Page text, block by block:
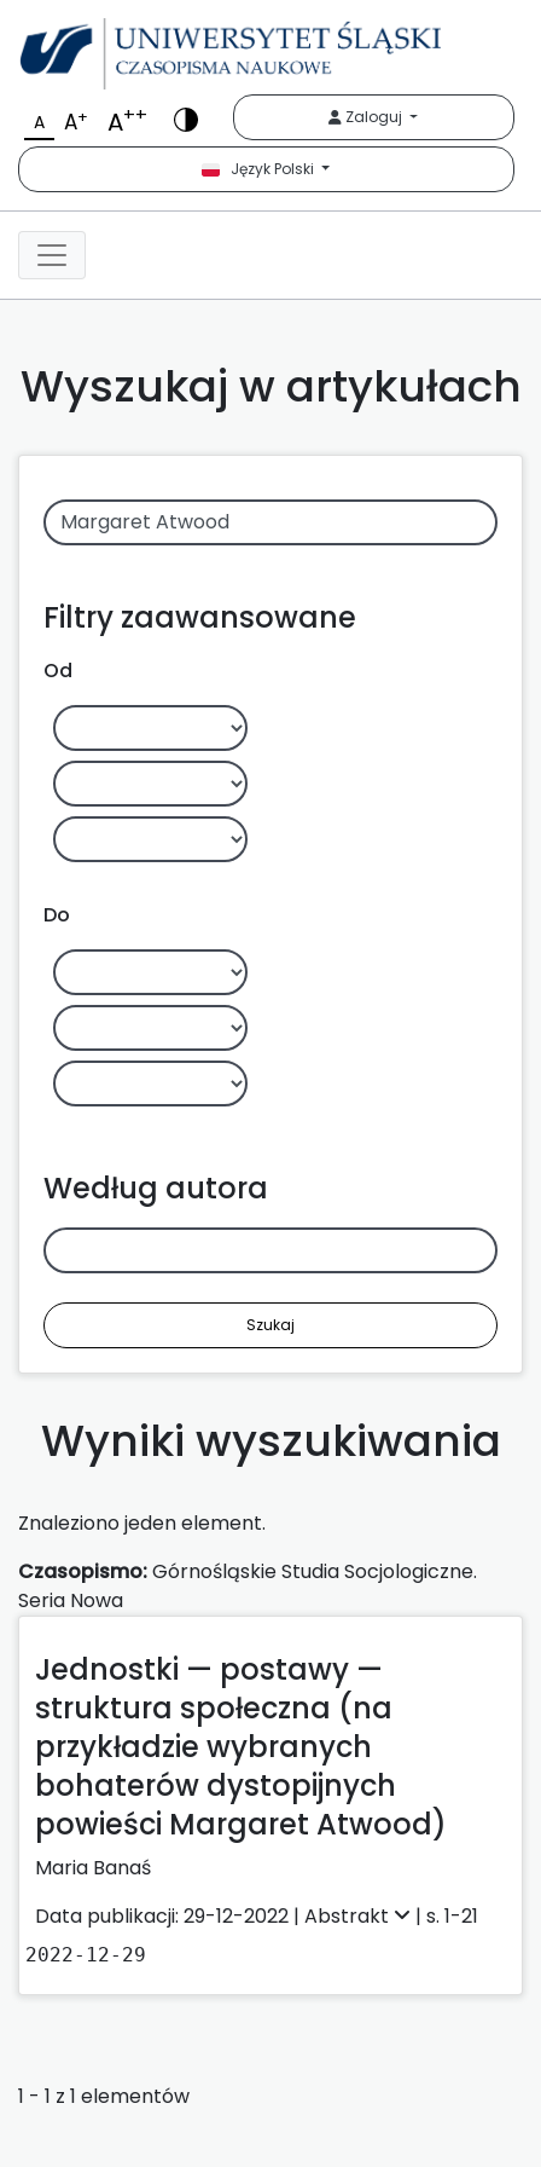
A A+ A++ Zaloguj
Język Polski
Wyszukaj w artykułach
Filtry zaawansowane
Od
Do
Według autora
Szukaj
Wyniki wyszukiwania
Znaleziono jeden element.
Czasopismo:Górnośląskie Studia Socjologiczne.
Seria Nowa
Jednostki — postawy —
struktura społeczna (na
przykładzie wybranych
bohaterów dystopijnych
powieści Margaret Atwood)
Maria Banaś
Data publikacji: 29-12-2022 | Abstrakt | s. 1-21
2022-12-29
1 - 1 z 1 elementów